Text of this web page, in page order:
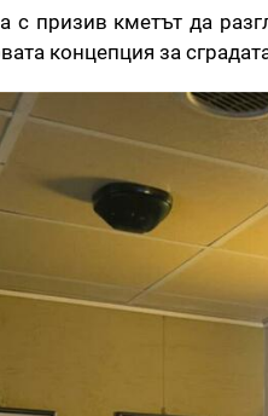
призив кметът да
концепция за